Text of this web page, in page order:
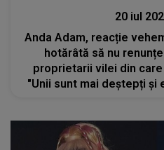
20 iul
Anda Adam, reacție
hotărâtă să nu
proprietarii vilei din
"Unii sunt mai deștepți și